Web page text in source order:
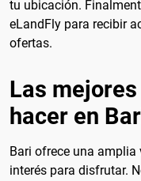
tu ubicación.
eLandFly para recibir
ofertas.
Las
hacer en
Bari ofrece una
interés para disfrutar.